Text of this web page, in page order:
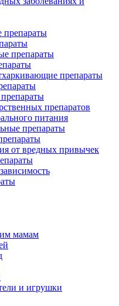
препараты
препараты
препараты
препаратов
питания
препараты
от вредных привычек
мамам
и игрушки